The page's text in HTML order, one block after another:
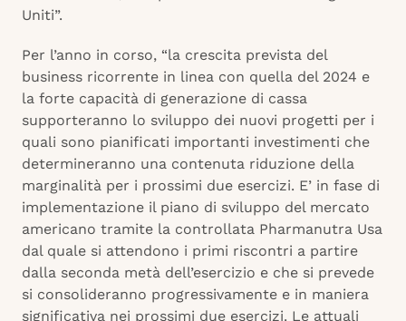
Uniti”.
Per l’anno in corso, “la crescita prevista del
business ricorrente in linea con quella del 2024 e
la forte capacità di generazione di cassa
supporteranno lo sviluppo dei nuovi progetti per i
quali sono pianificati importanti investimenti che
determineranno una contenuta riduzione della
marginalità per i prossimi due esercizi. E’ in fase di
implementazione il piano di sviluppo del mercato
americano tramite la controllata Pharmanutra Usa
dal quale si attendono i primi riscontri a partire
dalla seconda metà dell’esercizio e che si prevede
si consolideranno progressivamente e in maniera
significativa nei prossimi due esercizi. Le attuali